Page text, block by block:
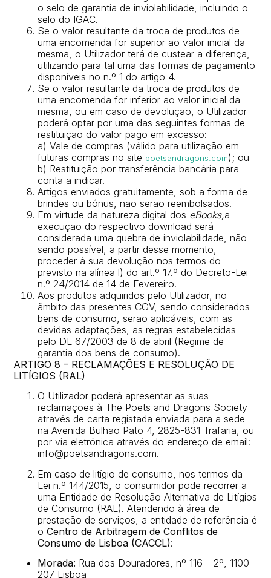
o selo de garantia de inviolabilidade, incluindo o
selo do IGAC.
Se o valor resultante da troca de produtos de
uma encomenda for superior ao valor inicial da
mesma, o Utilizador terá de custear a diferença,
utilizando para tal uma das formas de pagamento
disponíveis no n.º 1 do artigo 4.
Se o valor resultante da troca de produtos de
uma encomenda for inferior ao valor inicial da
mesma, ou em caso de devolução, o Utilizador
poderá optar por uma das seguintes formas de
restituição do valor pago em excesso:
a) Vale de compras (válido para utilização em
futuras compras no site poetsandragons.com); ou
b) Restituição por transferência bancária para
conta a indicar.
Artigos enviados gratuitamente, sob a forma de
brindes ou bónus, não serão reembolsados.
Em virtude da natureza digital dos eBooks,a
execução do respectivo download será
considerada uma quebra de inviolabilidade, não
sendo possível, a partir desse momento,
proceder à sua devolução nos termos do
previsto na alínea l) do art.º 17.º do Decreto-Lei
n.º 24/2014 de 14 de Fevereiro.
Aos produtos adquiridos pelo Utilizador, no
âmbito das presentes CGV, sendo considerados
bens de consumo, serão aplicáveis, com as
devidas adaptações, as regras estabelecidas
pelo DL 67/2003 de 8 de abril (Regime de
garantia dos bens de consumo).
ARTIGO 8 – RECLAMAÇÕES E RESOLUÇÃO DE
LITÍGIOS (RAL)
O Utilizador poderá apresentar as suas
reclamações à The Poets and Dragons Society
através de carta registada enviada para a sede
na Avenida Bulhão Pato 4, 2825-831 Trafaria, ou
por via eletrónica através do endereço de email:
info@poetsandragons.com.
Em caso de litígio de consumo, nos termos da
Lei n.º 144/2015, o consumidor pode recorrer a
uma Entidade de Resolução Alternativa de Litígios
de Consumo (RAL). Atendendo à área de
prestação de serviços, a entidade de referência é
oCentro de Arbitragem de Conflitos de
Consumo de Lisboa (CACCL):
Morada: Rua dos Douradores, nº 116 – 2º, 1100-
207 Lisboa